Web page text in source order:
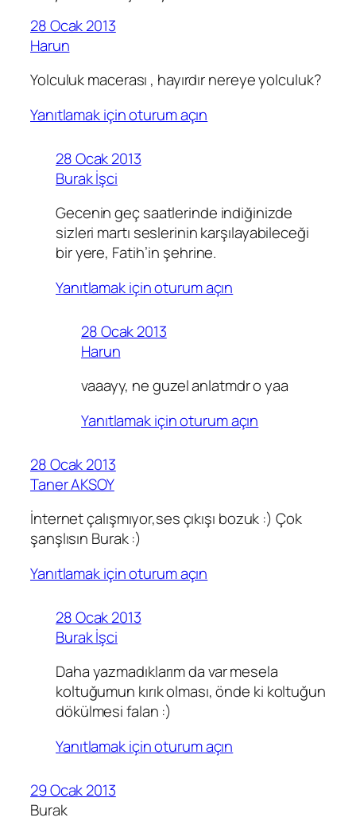
28 Ocak 2013
Harun
Yolculuk macerası , hayırdır nereye yolculuk?
Yanıtlamak için oturum açın
28 Ocak 2013
Burak İşci
Gecenin geç saatlerinde indiğinizde
sizleri martı seslerinin karşılayabileceği
bir yere, Fatih’in şehrine.
Yanıtlamak için oturum açın
28 Ocak 2013
Harun
vaaayy, ne guzel anlatmdr o yaa
Yanıtlamak için oturum açın
28 Ocak 2013
Taner AKSOY
İnternet çalışmıyor,ses çıkışı bozuk :) Çok
şanşlısın Burak :)
Yanıtlamak için oturum açın
28 Ocak 2013
Burak İşci
Daha yazmadıklarım da var mesela
koltuğumun kırık olması, önde ki koltuğun
dökülmesi falan :)
Yanıtlamak için oturum açın
29 Ocak 2013
Burak